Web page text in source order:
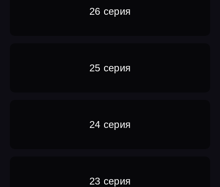
26 серия
25 серия
24 серия
23 серия